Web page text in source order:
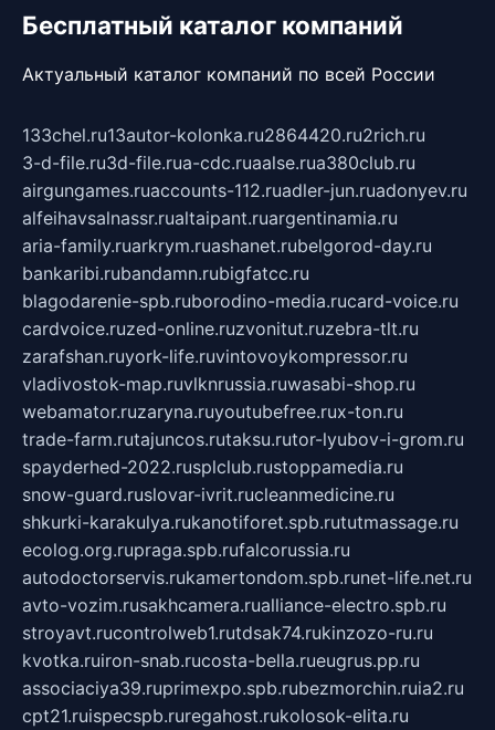
Бесплатный каталог компаний
Актуальный каталог компаний по всей России
133chel.ru13autor-kolonka.ru2864420.ru2rich.ru
3-d-file.ru3d-file.rua-cdc.ruaalse.rua380club.ru
airgungames.ruaccounts-112.ruadler-jun.ruadonyev.ru
alfeihavsalnassr.rualtaipant.ruargentinamia.ru
aria-family.ruarkrym.ruashanet.rubelgorod-day.ru
bankaribi.rubandamn.rubigfatcc.ru
blagodarenie-spb.ruborodino-media.rucard-voice.ru
cardvoice.ruzed-online.ruzvonitut.ruzebra-tlt.ru
zarafshan.ruyork-life.ruvintovoykompressor.ru
vladivostok-map.ruvlknrussia.ruwasabi-shop.ru
webamator.ruzaryna.ruyoutubefree.rux-ton.ru
trade-farm.rutajuncos.rutaksu.rutor-lyubov-i-grom.ru
spayderhed-2022.rusplclub.rustoppamedia.ru
snow-guard.ruslovar-ivrit.rucleanmedicine.ru
shkurki-karakulya.rukanotiforet.spb.rututmassage.ru
ecolog.org.rupraga.spb.rufalcorussia.ru
autodoctorservis.rukamertondom.spb.runet-life.net.ru
avto-vozim.rusakhcamera.rualliance-electro.spb.ru
stroyavt.rucontrolweb1.rutdsak74.rukinzozo-ru.ru
kvotka.ruiron-snab.rucosta-bella.rueugrus.pp.ru
associaciya39.ruprimexpo.spb.rubezmorchin.ruia2.ru
cpt21.ruispecspb.ruregahost.rukolosok-elita.ru